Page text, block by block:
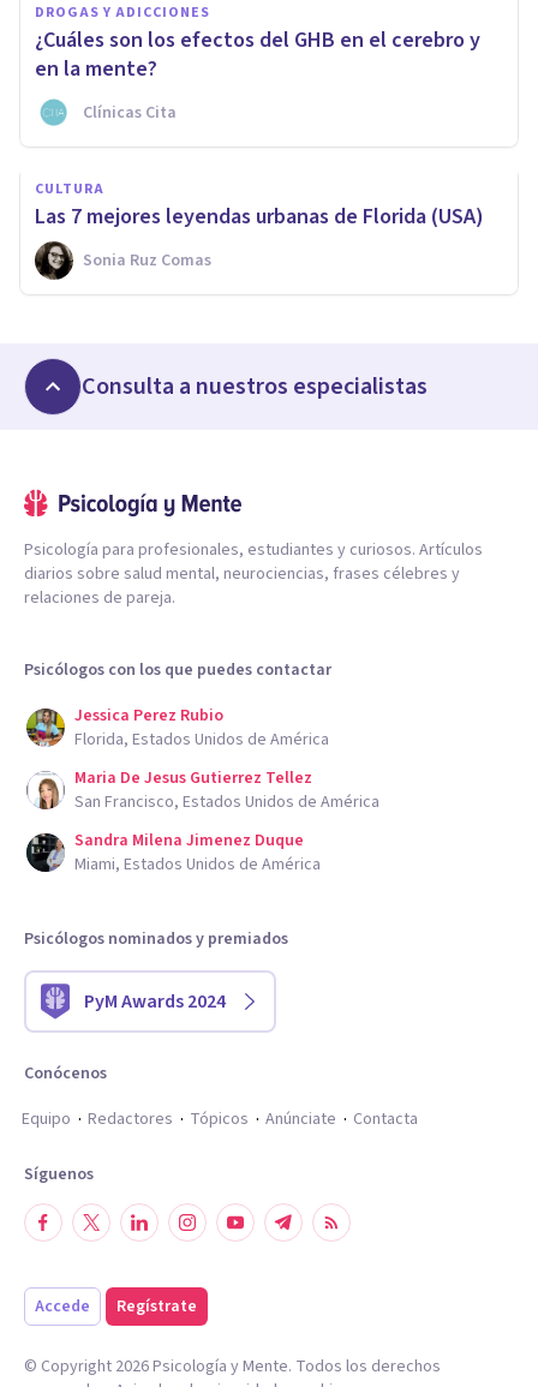
DROGAS Y ADICCIONES
¿Cuáles son los efectos del GHB en el cerebro y
en la mente?
Clínicas Cita
CULTURA
Las 7 mejores leyendas urbanas de Florida (USA)
Sonia Ruz Comas
Consulta a nuestros especialistas
Psicología para profesionales, estudiantes y curiosos. Artículos
diarios sobre salud mental, neurociencias, frases célebres y
relaciones de pareja.
Psicólogos con los que puedes contactar
Jessica Perez Rubio
Florida, Estados Unidos de América
Maria De Jesus Gutierrez Tellez
San Francisco, Estados Unidos de América
Sandra Milena Jimenez Duque
Miami, Estados Unidos de América
Psicólogos nominados y premiados
PyM Awards 2024
Conócenos
Equipo
Redactores Tópicos Anúnciate Contacta
Síguenos
Accede Regístrate
© Copyright 2026Psicología y Mente. Todos los derechos